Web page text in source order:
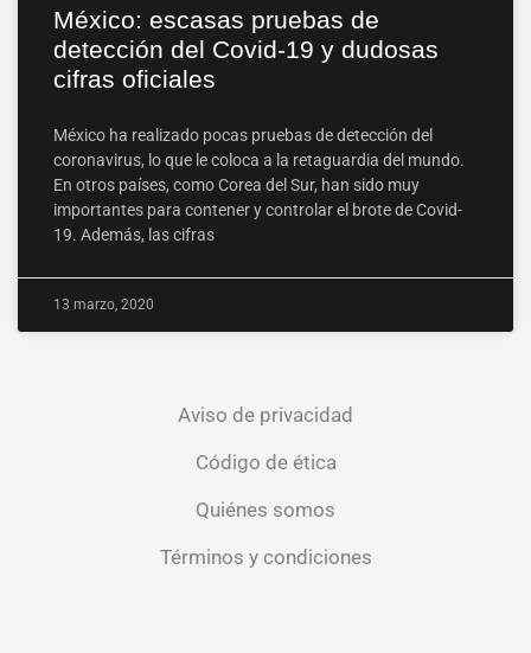
México: escasas pruebas de
detección del Covid-19 y dudosas
cifras oficiales
México ha realizado pocas pruebas de detección del
coronavirus, lo que le coloca a la retaguardia del mundo.
En otros países, como Corea del Sur, han sido muy
importantes para contener y controlar el brote de Covid-
19. Además, las cifras
13 marzo, 2020
Aviso de privacidad
Código de ética
Quiénes somos
Términos y condiciones